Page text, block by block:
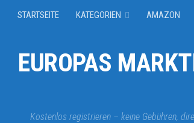
STARTSEITE KATEGORIEN AMAZON
EUROPAS
Kostenlos registrieren – keine Gebühren,